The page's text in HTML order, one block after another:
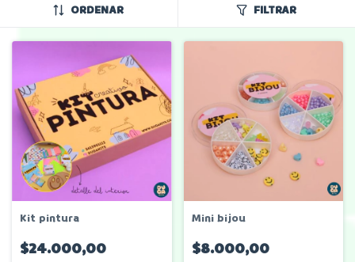
ORDENAR FILTRAR
Kit pintura
$24.000,00
Mini bijou
$8.000,00